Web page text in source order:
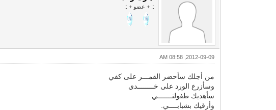
:: + عضو + ::
2012-09-09, 08:58 AM
من أجلك سأحضر القمـــر على كفي
وسأزرع الورد على خــــــــدي
سأهديك طفولتـــــــي
وأرقيك بشبابــــي.